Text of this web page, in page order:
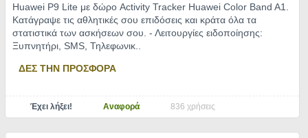
Huawei P9 Lite με δώρο Activity Tracker Huawei Color Band A1.
Κατάγραψε τις αθλητικές σου επιδόσεις και κράτα όλα τα
στατιστικά των ασκήσεων σου. - Λειτουργίες ειδοποίησης:
Ξυπνητήρι, SMS, Τηλεφωνικ..
ΔΕΣ ΤΗΝ ΠΡΟΣΦΟΡΑ
Έχει λήξει! Αναφορά 836 χρήσεις